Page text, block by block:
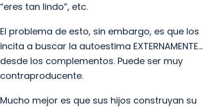
“eres tan lindo”, etc.
El problema de esto, sin embargo, es que los
incita a buscar la autoestima EXTERNAMENTE…
desde los complementos. Puede ser muy
contraproducente.
Mucho mejor es que sus hijos construyan su